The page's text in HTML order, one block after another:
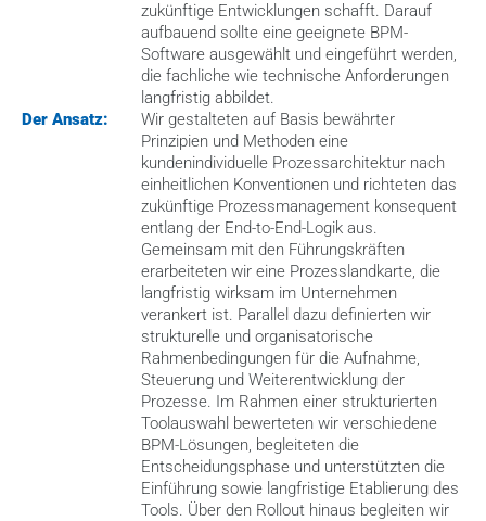
zukünftige Entwicklungen schafft. Darauf
aufbauend sollte eine geeignete BPM-
Software ausgewählt und eingeführt werden,
die fachliche wie technische Anforderungen
langfristig abbildet.
Der Ansatz:
Wir gestalteten auf Basis bewährter
Prinzipien und Methoden eine
kundenindividuelle Prozessarchitektur nach
einheitlichen Konventionen und richteten das
zukünftige Prozessmanagement konsequent
entlang der End-to-End-Logik aus.
Gemeinsam mit den Führungskräften
erarbeiteten wir eine Prozesslandkarte, die
langfristig wirksam im Unternehmen
verankert ist. Parallel dazu definierten wir
strukturelle und organisatorische
Rahmenbedingungen für die Aufnahme,
Steuerung und Weiterentwicklung der
Prozesse. Im Rahmen einer strukturierten
Toolauswahl bewerteten wir verschiedene
BPM-Lösungen, begleiteten die
Entscheidungsphase und unterstützten die
Einführung sowie langfristige Etablierung des
Tools. Über den Rollout hinaus begleiten wir